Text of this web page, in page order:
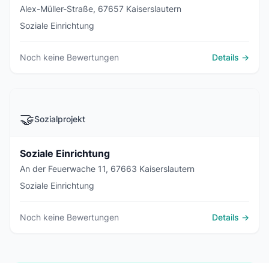
Alex-Müller-Straße, 67657 Kaiserslautern
Soziale Einrichtung
Noch keine Bewertungen Details →
🤝Sozialprojekt
Soziale Einrichtung
An der Feuerwache 11, 67663 Kaiserslautern
Soziale Einrichtung
Noch keine Bewertungen Details →